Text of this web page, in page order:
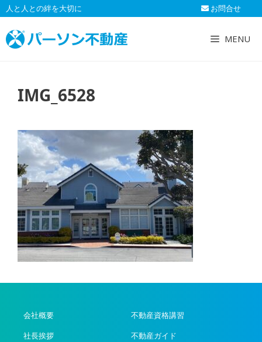
コ
ン
テ
ン
人と人との絆を大切に お問合せ
MENU
IMG_6528
会社概要
社長挨拶
不動産資格講習
不動産ガイド